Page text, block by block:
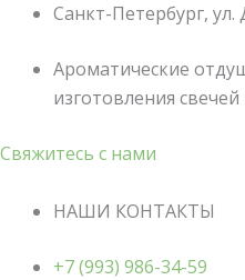
Санкт-Петербург, ул.
Ароматические
изготовления
Свяжитесь с нами
НАШИ КОНТАКТЫ
+7 (993) 986-34-59